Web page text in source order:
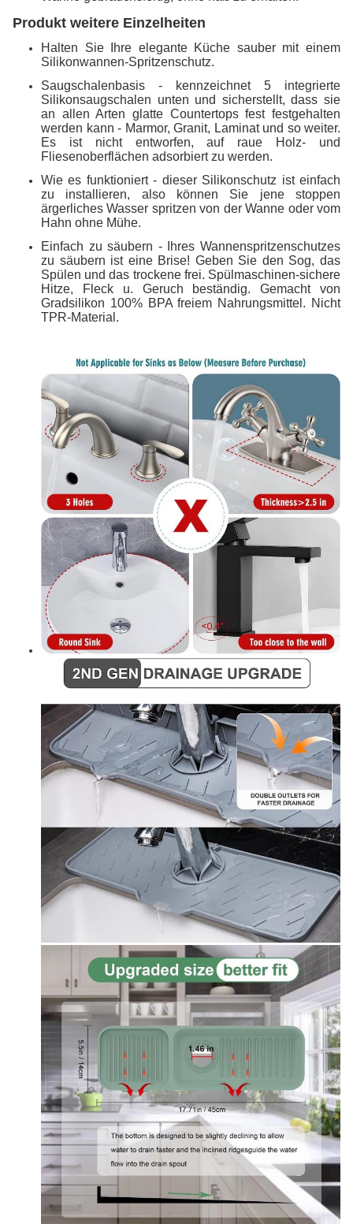
Produkt weitere Einzelheiten
Halten Sie Ihre elegante Küche sauber mit einem
Silikonwannen-Spritzenschutz.
Saugschalenbasis - kennzeichnet 5 integrierte
Silikonsaugschalen unten und sicherstellt, dass sie
an allen Arten glatte Countertops fest festgehalten
werden kann - Marmor, Granit, Laminat und so weiter.
Es ist nicht entworfen, auf raue Holz- und
Fliesenoberflächen adsorbiert zu werden.
Wie es funktioniert - dieser Silikonschutz ist einfach
zu installieren, also können Sie jene stoppen
ärgerliches Wasser spritzen von der Wanne oder vom
Hahn ohne Mühe.
Einfach zu säubern - Ihres Wannenspritzenschutzes
zu säubern ist eine Brise! Geben Sie den Sog, das
Spülen und das trockene frei. Spülmaschinen-sichere
Hitze, Fleck u. Geruch beständig. Gemacht von
Gradsilikon 100% BPA freiem Nahrungsmittel. Nicht
TPR-Material.